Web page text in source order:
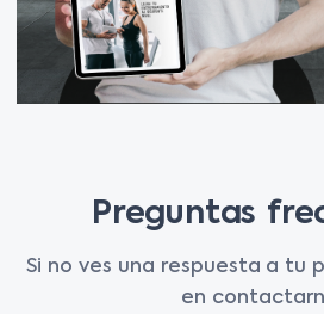
Preguntas
Si no ves una respuesta a tu
en